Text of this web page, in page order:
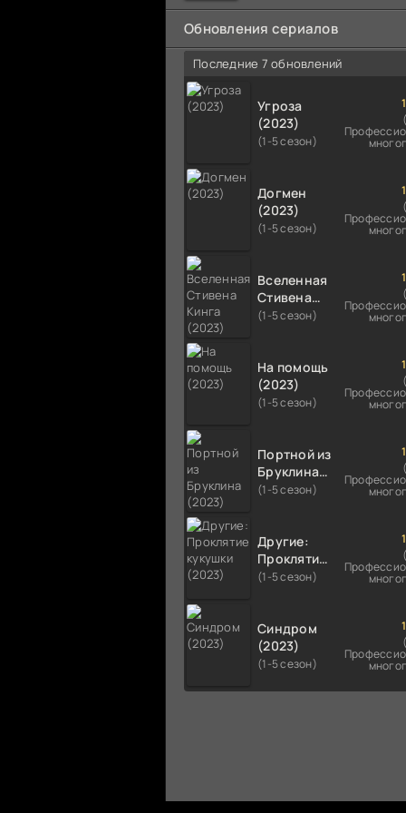
намного
Обновления сериалов
Последние 7 обновлений
Угроза
(2023)
(1-5 сезон)
Догмен
(2023)
(1-5 сезон)
Вселенная
Стивена
Кинга
(1-5 сезон)
На помощь
(2023)
(1-5 сезон)
Портной из
Бруклина
(2023)
(1-5 сезон)
Другие:
Проклятие
кукушки
(1-5 сезон)
Синдром
(2023)
(1-5 сезон)